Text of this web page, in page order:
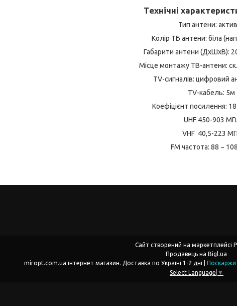
Технічні
Тип антени:
Колір ТБ антени: біла
Габарити антени (ДхШхВ):
Місце монтажу ТВ-антени:
TV-сигналів: цифровий
TV-кабель: 5м
Коефіцієнт посилення:
UHF 450-903
VHF 40,5-223
FM частота: 88 ~
Сайт створений на маркетплейсі
Продавець на Bigl.ua
Select Language ▼